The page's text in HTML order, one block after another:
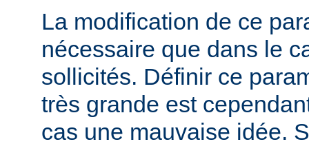
La modification de ce
nécessaire que dans le
sollicités. Définir ce
très grande est
cas une mauvaise idée.